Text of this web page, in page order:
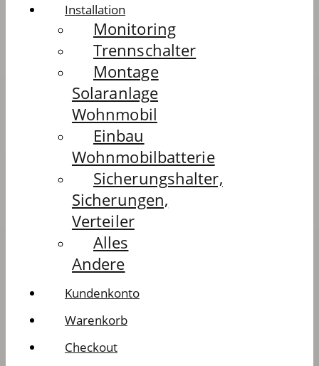
Installation
Monitoring
Trennschalter
Montage
Solaranlage
Wohnmobil
Einbau
Wohnmobilbatterie
Sicherungshalter,
Sicherungen,
Verteiler
Alles
Andere
Kundenkonto
Warenkorb
Checkout